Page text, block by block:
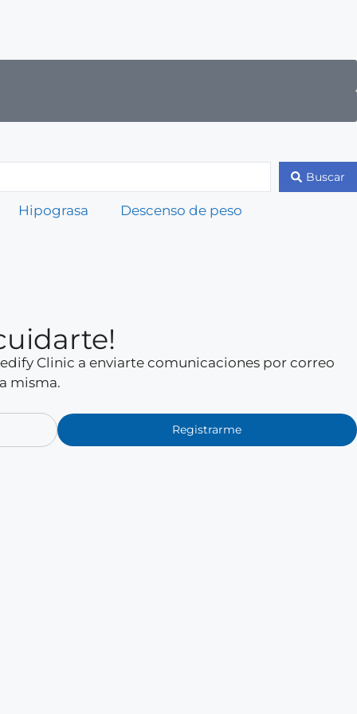
Buscar
Hipograsa Descenso de peso
Clinic a enviarte comunicaciones por correo
misma.
Registrarme